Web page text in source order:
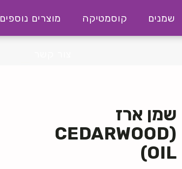
שמנים קוסמטיקה מוצרים נוספים
שמן ארז
(CEDARWOOD
OIL)